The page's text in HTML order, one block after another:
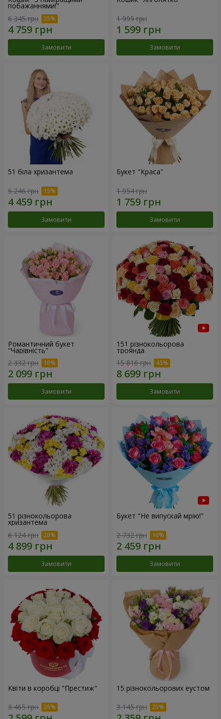
побажаннями!"
6 345 грн
Замовити
1 999 грн
Замовити
51 біла хризантема
5 246 грн
Замовити
Букет "Краса"
1 954 грн
Замовити
Романтичний букет
"Чарівність"
2 332 грн
Замовити
151 різнокольорова
троянда
15 816 грн
Замовити
51 різнокольорова
хризантема
6 124 грн
Замовити
Букет "Не випускай мрію!"
2 732 грн
Замовити
Квіти в коробці "Престиж"
3 465 грн
15 різнокольорових еустом
3 145 грн